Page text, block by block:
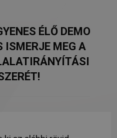
ÉLŐ DEMO
ISMERJE MEG A